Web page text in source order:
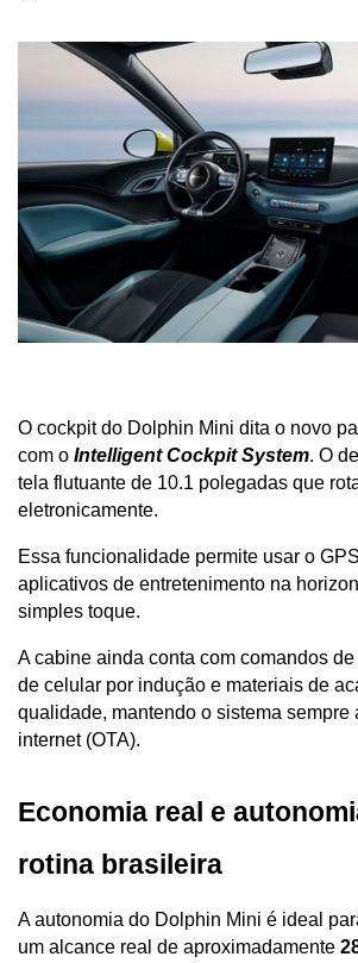
O cockpit do Dolphin Mini dita o novo
com o Intelligent Cockpit System. O
tela flutuante de 10.1 polegadas que
eletronicamente.
Essa funcionalidade permite usar o
aplicativos de entretenimento na
simples toque.
A cabine ainda conta com comandos
de celular por indução e materiais de
qualidade, mantendo o sistema sempre
internet (OTA).
Economia real e
rotina brasileira
A autonomia do Dolphin Mini é ideal
um alcance real de aproximadamente